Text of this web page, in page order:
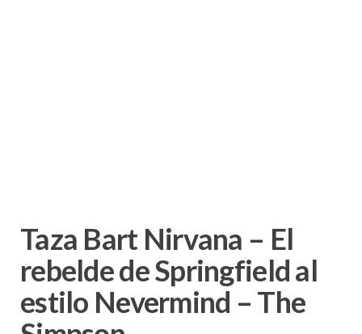
Taza Bart Nirvana – El
rebelde de Springfield al
estilo Nevermind – The